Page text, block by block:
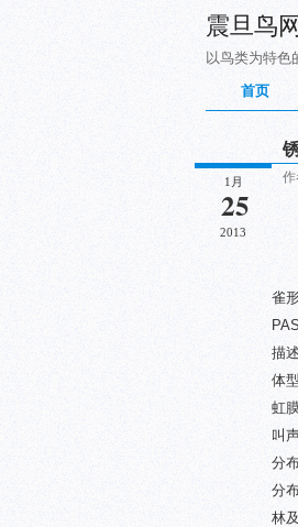
震旦鸟网
以鸟类为特色
首页
1月
25
2013
作
雀
描
体
虹
叫
分
分
林